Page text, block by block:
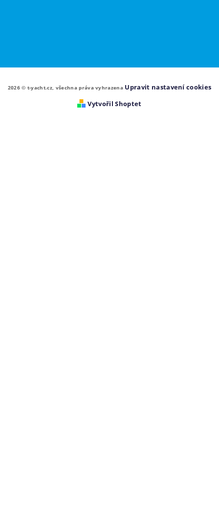
2026 © t-yacht.cz, všechna práva vyhrazena Upravit nastavení cookies
Vytvořil Shoptet